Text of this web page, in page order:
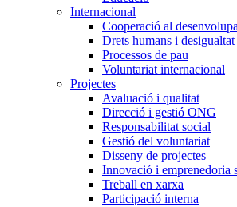
Internacional
Cooperació al
Drets humans i desigualtat
Processos de pau
Voluntariat internacional
Projectes
Avaluació i qualitat
Direcció i gestió ONG
Responsabilitat social
Gestió del voluntariat
Disseny de projectes
Innovació i emprenedoria
Treball en xarxa
Participació interna